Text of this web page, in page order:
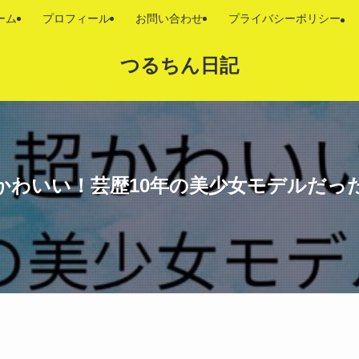
つるちん日記
ム プロフィール お問い合わせ プライバシーポリシー
わいい！芸歴10年の美少女モデルだっ